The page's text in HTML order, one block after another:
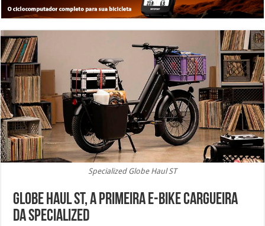
Specialized Globe Haul ST
Globe Haul ST, a primeira e-bike cargueira
da Specialized